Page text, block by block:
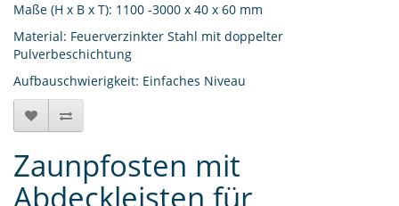
Maße (H x B x T): 1100 -3000 x 40 x 60 mm
Material: Feuerverzinkter Stahl mit doppelter
Pulverbeschichtung
Aufbauschwierigkeit: Einfaches Niveau
Zaunpfosten mit
Abdeckleisten für